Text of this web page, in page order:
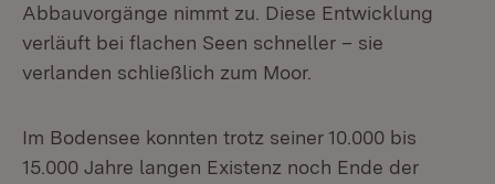
Abbauvorgänge nimmt zu. Diese Entwicklung
verläuft bei flachen Seen schneller – sie
verlanden schließlich zum Moor.
Im Bodensee konnten trotz seiner 10.000 bis
15.000 Jahre langen Existenz noch Ende der